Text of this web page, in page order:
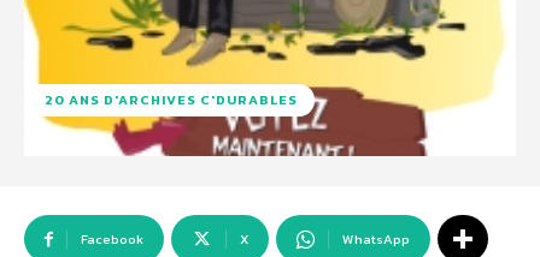
20 ANS D'ARCHIVES C'DURABLES
Facebook X WhatsApp